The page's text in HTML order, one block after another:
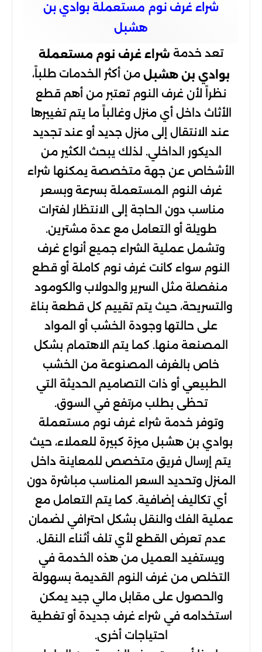
شراء غرف نوم مستعملة بوادي بن
هشبل
تعد خدمة شراء غرف نوم مستعملة
بوادي بن هشبل من أكثر الخدمات طلباً،
نظراً لأن غرف النوم تعتبر من أهم قطع
الأثاث داخل أي منزل وغالباً ما يتم تغييرها
عند الانتقال إلى منزل جديد أو عند تجديد
الديكور الداخلي. لذلك يبحث الكثير من
الأشخاص عن جهة متخصصة يمكنها شراء
غرف النوم المستعملة بسرعة وبسعر
مناسب دون الحاجة إلى الانتظار لفترات
طويلة أو التعامل مع عدة مشترين.
وتشمل عملية الشراء جميع أنواع غرف
النوم سواء كانت غرف نوم كاملة أو قطع
منفصلة مثل السرير والدولاب والكومود
والتسريحة، حيث يتم تقييم كل قطعة بناءً
على حالتها وجودة الخشب أو المواد
المصنعة منها. كما يتم الاهتمام بشكل
خاص بالغرف المصنوعة من الخشب
الطبيعي أو ذات التصاميم الحديثة التي
تحظى بطلب مرتفع في السوق.
وتوفر خدمة شراء غرف نوم مستعملة
بوادي بن هشبل ميزة كبيرة للعملاء، حيث
يتم إرسال فريق متخصص للمعاينة داخل
المنزل وتحديد السعر المناسب مباشرة دون
أي تكاليف إضافية. كما يتم التعامل مع
عملية الفك والنقل بشكل احترافي لضمان
عدم تعرض القطع لأي تلف أثناء النقل.
ويستفيد العميل من هذه الخدمة في
التخلص من غرف النوم القديمة بسهولة
والحصول على مقابل مالي جيد يمكن
استخدامه في شراء غرف جديدة أو تغطية
احتياجات أخرى.